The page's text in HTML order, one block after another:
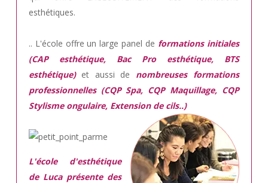
esthétiques.
.. L'école offre un large panel de formations initiales
(CAP esthétique, Bac Pro esthétique, BTS
esthétique) et aussi de nombreuses formations
professionnelles (CQP Spa, CQP Maquillage, CQP
Stylisme ongulaire, Extension de cils..)
L'école d'esthétique
de Luca présente des